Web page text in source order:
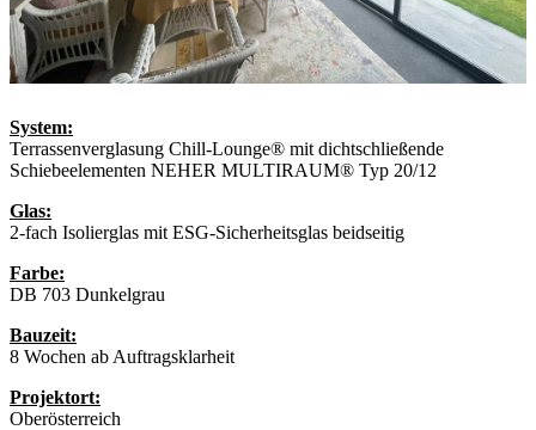
System:
Terrassenverglasung Chill-Lounge® mit dichtschließende
Schiebeelementen NEHER MULTIRAUM® Typ 20/12
Glas:
2-fach Isolierglas mit ESG-Sicherheitsglas beidseitig
Farbe:
DB 703 Dunkelgrau
Bauzeit:
8 Wochen ab Auftragsklarheit
Projektort:
Oberösterreich